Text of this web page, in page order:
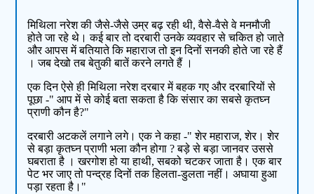
मिथिला नरेश की जैसे-जैसे उम्र बढ़ रही थी, वैसे-वैसे वे मनमौजी
होते जा रहे थे। कई बार तो दरबारी उनके व्यवहार से चकित हो जाते
और आपस में बतियाते कि महाराज तो इन दिनों सनकी होते जा रहे हैं
। जब देखो तब बेतुकी बातें करने लगते हैं ।
एक दिन ऐसे ही मिथिला नरेश दरबार में बहक गए और दरबारियों से
पूछा -" आप में से कोई बता सकता है कि संसार का सबसे कृतघ्न
प्राणी कौन है?"
दरबारी अटकलें लगाने लगे। एक ने कहा -" शेर महाराज, शेर। शेर
से बड़ा कृतघ्न प्राणी भला कौन होगा ? बड़े से बड़ा जानवर उससे
घबराता है । खरगोश हो या हाथी, सबको चटकर जाता है। एक बार
पेट भर जाए तो पन्द्रह दिनों तक हिलता-डुलता नहीं। अघाया हुआ
पड़ा रहता है।"